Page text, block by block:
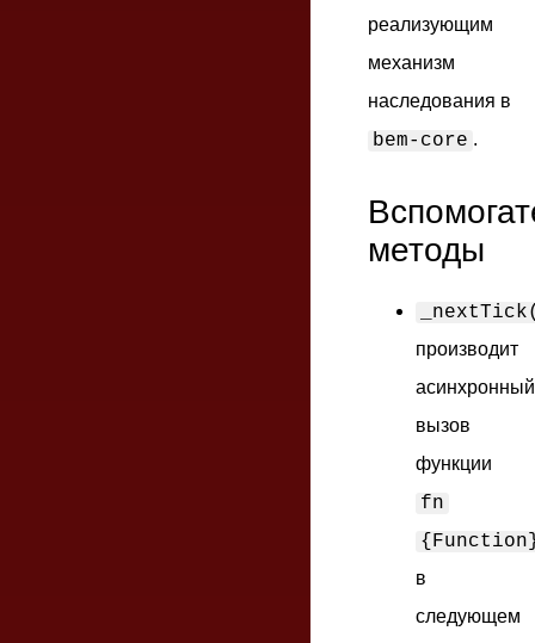
реализующим
механизм
наследования в
bem-core .
методы
производит
асинхронный
вызов
функции
fn
в
следующем